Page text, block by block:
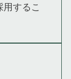
用するこ